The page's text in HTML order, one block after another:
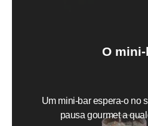
O
Um mini-bar espera-o no
pausa gourmet a